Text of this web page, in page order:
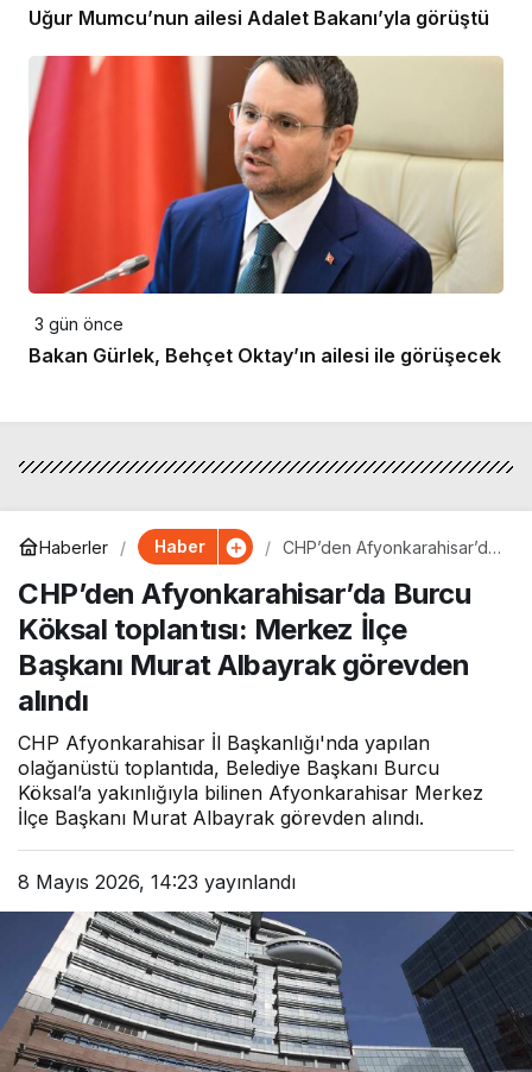
Uğur Mumcu’nun ailesi Adalet Bakanı’yla görüştü
3 gün önce
Bakan Gürlek, Behçet Oktay’ın ailesi ile görüşecek
Haberler Haber
CHP’den Afyonkarahisar’da
Merkez İlçe Başkanı Murat
Albayrak görevden alındı
CHP’den Afyonkarahisar’da Burcu
Köksal toplantısı: Merkez İlçe
Başkanı Murat Albayrak görevden
alındı
CHP Afyonkarahisar İl Başkanlığı'nda yapılan
olağanüstü toplantıda, Belediye Başkanı Burcu
Köksal’a yakınlığıyla bilinen Afyonkarahisar Merkez
İlçe Başkanı Murat Albayrak görevden alındı.
8 Mayıs 2026, 14:23 yayınlandı